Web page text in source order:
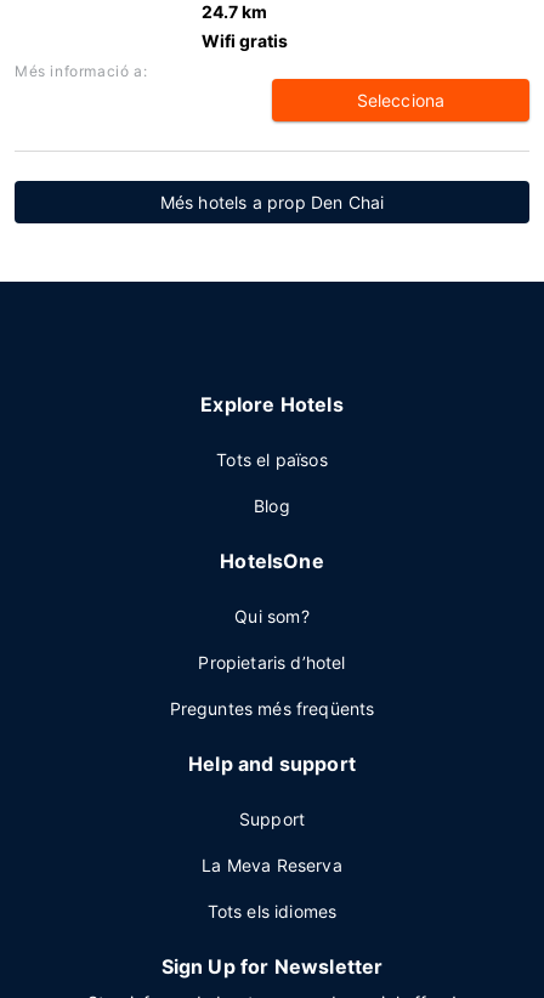
24.7 km
Wifi gratis
Més informació a:
Selecciona
Més hotels a prop Den Chai
Explore Hotels
Tots el països
Blog
HotelsOne
Qui som?
Propietaris d’hotel
Preguntes més freqüents
Help and support
Support
La Meva Reserva
Tots els idiomes
Sign Up for Newsletter